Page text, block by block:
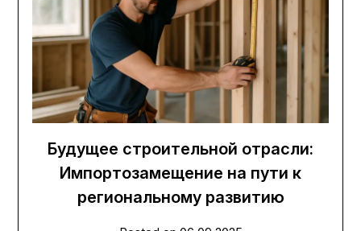
Будущее строительной отрасли:
Импортозамещение на пути к
региональному развитию